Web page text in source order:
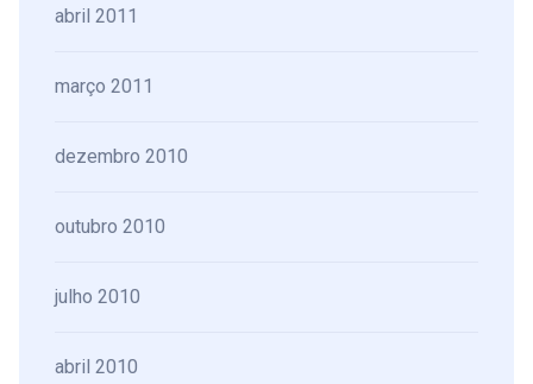
abril 2011
março 2011
dezembro 2010
outubro 2010
julho 2010
abril 2010